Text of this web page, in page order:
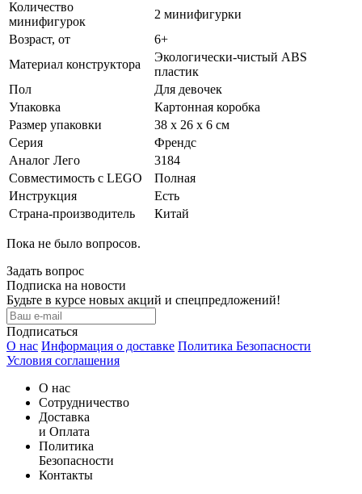
Количество
минифигурок
2 минифигурки
Возраст, от
6+
Материал конструктора
Экологически-чистый ABS
пластик
Пол
Для девочек
Упаковка
Картонная коробка
Размер упаковки
38 х 26 х 6 см
Серия
Френдс
Аналог Лего
3184
Совместимость с LEGO
Полная
Инструкция
Есть
Страна-производитель
Китай
Пока не было вопросов.
Задать вопрос
Подписка на новости
Будьте в курсе новых акций и спецпредложений!
Подписаться
О нас Информация о доставке Политика Безопасности
Условия соглашения
О нас
Сотрудничество
Доставка
и Оплата
Политика
Безопасности
Контакты